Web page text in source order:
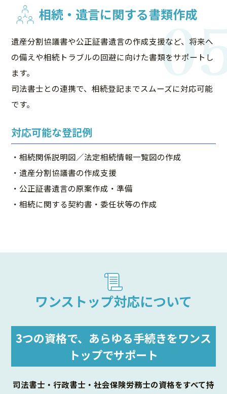
相続・遺言に関する書類作成
遺産分割協議書や公正証書遺言の作成支援など、将来へ
の備えや相続トラブルの回避に向けた書類をサポートし
ます。
司法書士との連携で、相続登記までスムーズに対応可能
です。
対応可能な登記例
・相続関係説明図／法定相続情報一覧図の作成
・遺産分割協議書の作成支援
・公正証書遺言の原案作成・準備
・相続に関する契約書・委任状等の作成
ワンストップ対応について
3つの資格で、あらゆる手続きをワンス
トップでサポート
司法書士・行政書士・社会保険労務士の資格をすべて持